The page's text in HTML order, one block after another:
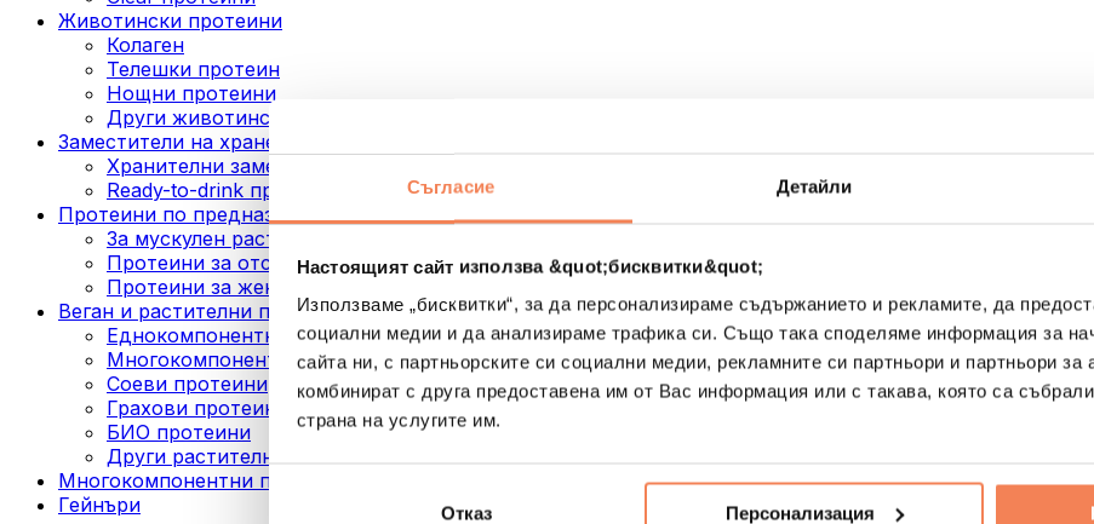
Съгласие Детайли
Настоящият сайт използва &quot;бисквитки&quot;
Използваме „бисквитки“, за да персонализираме съдържанието и рекламите, да
социални медии и да анализираме трафика си. Също така споделяме информация за
сайта ни, с партньорските си социални медии, рекламните си партньори и партньори за
комбинират с друга предоставена им от Вас информация или с такава, която са
страна на услугите им.
Отказ Персонализация
Животински протеини
Колаген
Телешки протеин
Нощни протеини
Други животински протеини
Заместители на хранене
Хранителни заместители под формата на прах
Ready-to-drink протеинови напитки
Протеини по предназначение
За мускулен растеж
Протеини за отслабване
Протеини за жени
Веган и растителни протеини
Еднокомпонентни веган протеини
Многокомпонентни веган протеини
Соеви протеини
Грахови протеини
БИО протеини
Други растителни протеини
Многокомпонентни протеини
Гейнъри